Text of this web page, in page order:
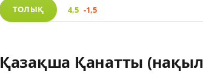
ТОЛЫҚ 4,5 -1,5
Қазақша Қанатты